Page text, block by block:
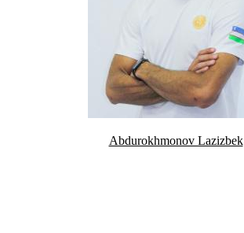
Abdurokhmonov Lazizbek